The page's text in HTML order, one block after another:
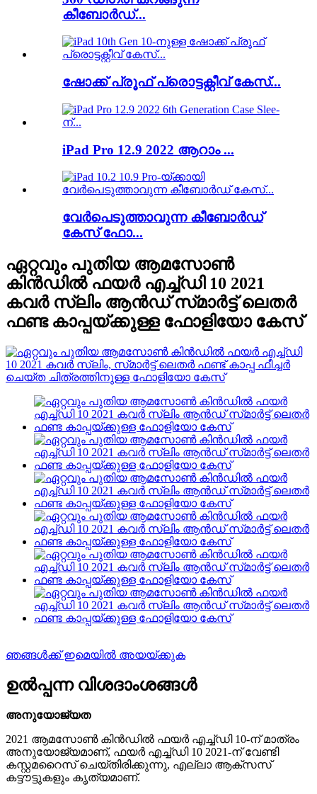
കീബോർഡ്...
ഷോക്ക് പ്രൂഫ് പ്രൊട്ടക്റ്റീവ് കേസ്...
iPad Pro 12.9 2022 ആറാം ...
വേർപെടുത്താവുന്ന കീബോർഡ്
കേസ് ഫോ...
ഏറ്റവും പുതിയ ആമസോൺ
കിൻഡിൽ ഫയർ എച്ച്‌ഡി 10 2021
കവർ സ്‌ലിം ആൻഡ് സ്‌മാർട്ട് ലെതർ
ഫണ്ട കാപ്പയ്‌ക്കുള്ള ഫോളിയോ കേസ്
ഞങ്ങൾക്ക് ഇമെയിൽ അയയ്ക്കുക
ഉൽപ്പന്ന വിശദാംശങ്ങൾ
അനുയോജ്യത
2021 ആമസോൺ കിൻഡിൽ ഫയർ എച്ച്‌ഡി 10-ന് മാത്രം
അനുയോജ്യമാണ്, ഫയർ എച്ച്‌ഡി 10 2021-ന് വേണ്ടി
കസ്റ്റമറൈസ് ചെയ്‌തിരിക്കുന്നു, എല്ലാ ആക്‌സസ്
കട്ടൗട്ടുകളും കൃത്യമാണ്.